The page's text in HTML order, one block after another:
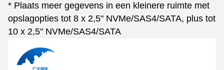
* Plaats meer gegevens in een kleinere ruimte met
opslagopties tot 8 x 2,5" NVMe/SAS4/SATA, plus tot
10 x 2,5" NVMe/SAS4/SATA